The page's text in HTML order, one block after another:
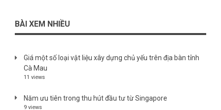
BÀI XEM NHIỀU
Giá một số loại vật liệu xây dựng chủ yếu trên địa bàn tỉnh
Cà Mau
11 views
Năm ưu tiên trong thu hút đầu tư từ Singapore
9 views